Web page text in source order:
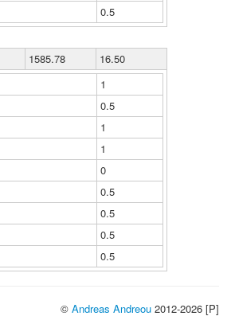
0.5
1585.78
16.50
1
0.5
1
1
0
0.5
0.5
0.5
0.5
© Andreas Andreou 2012-2026 [P]